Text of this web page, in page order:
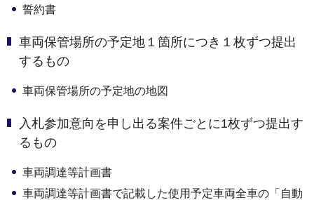
誓約書
車両保管場所の予定地１箇所につき１枚ずつ提出
するもの
車両保管場所の予定地の地図
入札参加意向を申し出る案件ごとに1枚ずつ提出す
るもの
車両調達等計画書
車両調達等計画書で記載した使用予定車両全車の「自動